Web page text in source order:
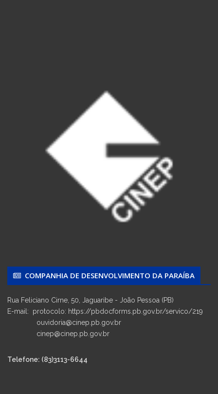
COMPANHIA DE DESENVOLVIMENTO DA PARAÍBA
Rua Feliciano Cirne, 50, Jaguaribe - João Pessoa (PB)
E-mail: protocolo: https://pbdocforms.pb.gov.br/servico/219
ouvidoria@cinep.pb.gov.br
cinep@cinep.pb.gov.br
Telefone: (83)3113-6644